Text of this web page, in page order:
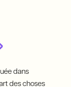
dans
des choses